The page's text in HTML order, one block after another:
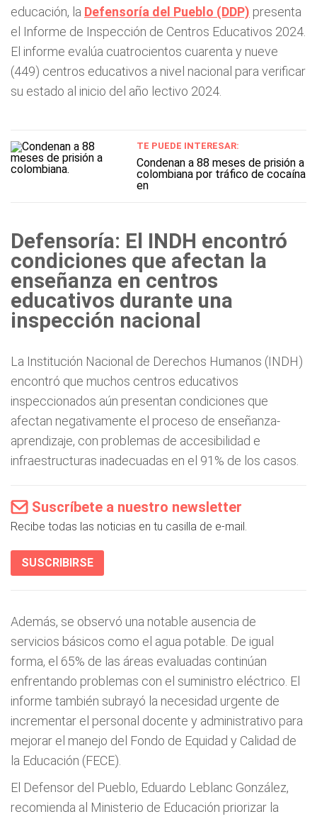
educación, la Defensoría del Pueblo (DDP) presenta
el Informe de Inspección de Centros Educativos 2024.
El informe evalúa cuatrocientos cuarenta y nueve
(449) centros educativos a nivel nacional para verificar
su estado al inicio del año lectivo 2024.
TE PUEDE INTERESAR:
Condenan a 88 meses de prisión a
colombiana por tráfico de cocaína
en
Defensoría: El INDH encontró
condiciones que afectan la
enseñanza en centros
educativos durante una
inspección nacional
La Institución Nacional de Derechos Humanos (INDH)
encontró que muchos centros educativos
inspeccionados aún presentan condiciones que
afectan negativamente el proceso de enseñanza-
aprendizaje, con problemas de accesibilidad e
infraestructuras inadecuadas en el 91% de los casos.
Suscríbete a nuestro newsletter
Recibe todas las noticias en tu casilla de e-mail.
SUSCRIBIRSE
Además, se observó una notable ausencia de
servicios básicos como el agua potable. De igual
forma, el 65% de las áreas evaluadas continúan
enfrentando problemas con el suministro eléctrico. El
informe también subrayó la necesidad urgente de
incrementar el personal docente y administrativo para
mejorar el manejo del Fondo de Equidad y Calidad de
la Educación (FECE).
El Defensor del Pueblo, Eduardo Leblanc González,
recomienda al Ministerio de Educación priorizar la